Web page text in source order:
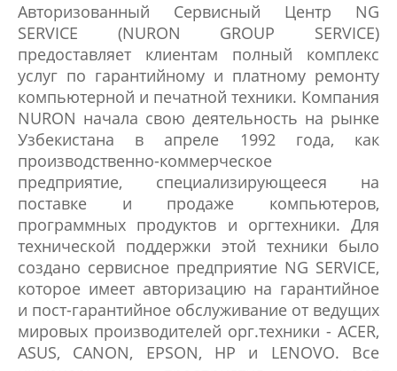
Авторизованный Сервисный Центр NG
SERVICE (NURON GROUP SERVICE)
предоставляет клиентам полный комплекс
услуг по гарантийному и платному ремонту
компьютерной и печатной техники. Компания
NURON начала свою деятельность на рынке
Узбекистана в апреле 1992 года, как
производственно-коммерческое
предприятие, специализирующееся на
поставке и продаже компьютеров,
программных продуктов и оргтехники. Для
технической поддержки этой техники было
создано сервисное предприятие NG SERVICE,
которое имеет авторизацию на гарантийное
и пост-гарантийное обслуживание от ведущих
мировых производителей орг.техники - ACER,
ASUS, CANON, EPSON, HP и LENOVO. Все